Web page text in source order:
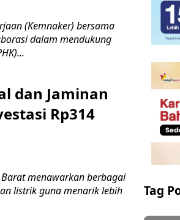
(Kemnaker) bersama
dalam mendukung
dan Jaminan
Rp314
Barat menawarkan berbagai
listrik guna menarik lebih
Tag